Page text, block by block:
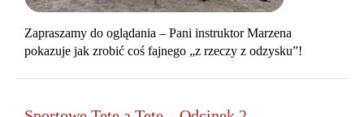
Zapraszamy do oglądania – Pani instruktor Marzena
pokazuje jak zrobić coś fajnego „z rzeczy z odzysku”!